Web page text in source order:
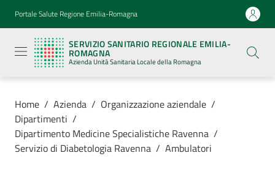
Vai al contenuto
Vai alla navigazione
Vai al footer
Portale Salute Regione Emilia-Romagna
SERVIZIO SANITARIO REGIONALE EMILIA-
ROMAGNA
Azienda Unità Sanitaria Locale della Romagna
Sanitario
Regionale
Emilia-
Romagna
Azienda
Sanitaria
Locale della
Romagna
Home / Azienda / Organizzazione aziendale /
Dipartimenti /
Dipartimento Medicine Specialistiche Ravenna /
Servizio di Diabetologia Ravenna / Ambulatori